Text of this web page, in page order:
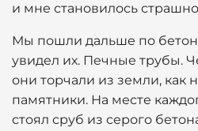
и мне становилось
Мы пошли дальше по
увидел их. Печные трубы.
они торчали из земли, как
памятники. На месте
стоял сруб из серого